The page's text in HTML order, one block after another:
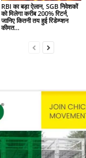
RBI का बड़ा ऐलान, SGB निवेशकों
को मिलेगा करीब 200% रिटर्न,
जानिए कितनी तय हुई रिडेम्प्शन
कीमत…